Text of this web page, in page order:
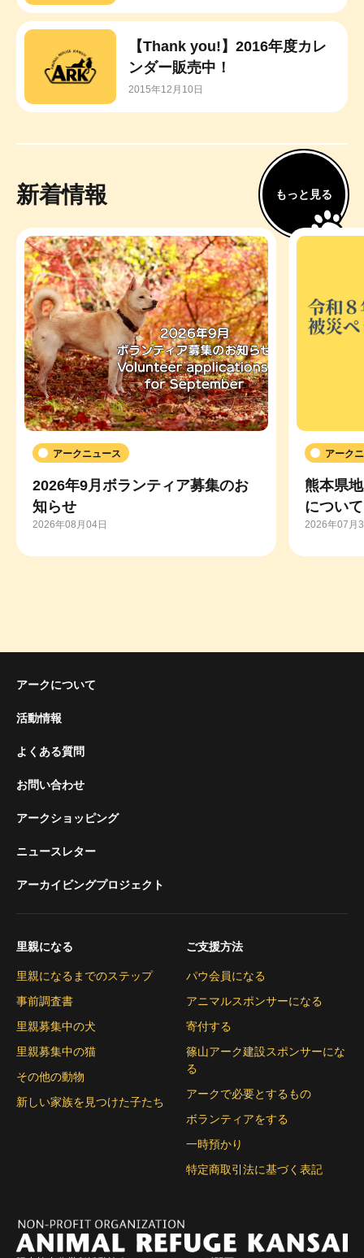
【Thank you!】2016年度カレ
ンダー販売中！
2015年12月10日
新着情報 もっと見る
アークニュース
2026年9月ボランティア募集のお
知らせ
2026年08月04日
アーク
熊本県
について
2026年07月
アークについて
活動情報
よくある質問
お問い合わせ
アークショッピング
ニュースレター
アーカイビングプロジェクト
里親になる
里親になるまでのステップ
事前調査書
里親募集中の犬
里親募集中の猫
その他の動物
新しい家族を見つけた子たち
ご支援方法
パウ会員になる
アニマルスポンサーになる
寄付する
篠山アーク建設スポンサーにな
る
アークで必要とするもの
ボランティアをする
一時預かり
特定商取引法に基づく表記